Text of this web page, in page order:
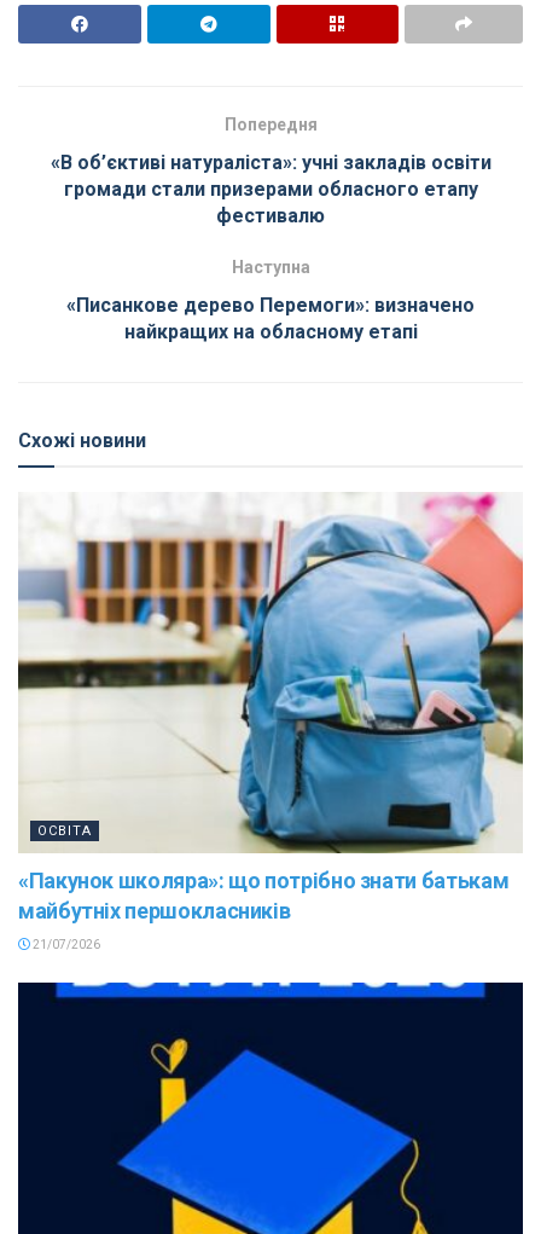
Попередня
«В об’єктиві натураліста»: учні закладів освіти
громади стали призерами обласного етапу
фестивалю
Наступна
«Писанкове дерево Перемоги»: визначено
найкращих на обласному етапі
Схожі новини
ОСВІТА
«Пакунок школяра»: що потрібно знати батькам
майбутніх першокласників
21/07/2026